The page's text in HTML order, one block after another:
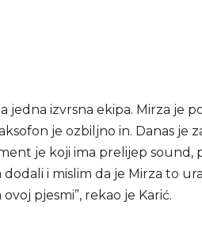
jedna izvrsna ekipa. Mirza je
je ozbiljno in. Danas je
je koji ima prelijep sound,
i mislim da je Mirza to
pjesmi”, rekao je Karić.